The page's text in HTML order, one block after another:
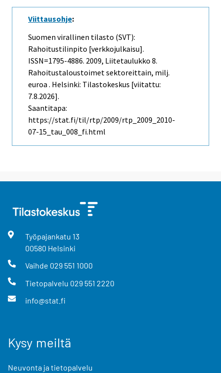
Viittausohje:
Suomen virallinen tilasto (SVT):
Rahoitustilinpito [verkkojulkaisu].
ISSN=1795-4886. 2009, Liitetaulukko 8.
Rahoitustaloustoimet sektoreittain, milj.
euroa . Helsinki: Tilastokeskus [viitattu:
7.8.2026].
Saantitapa:
https://stat.fi/til/rtp/2009/rtp_2009_2010-
07-15_tau_008_fi.html
Työpajankatu 13
00580 Helsinki
Vaihde 029 551 1000
Tietopalvelu 029 551 2220
info@stat.fi
Kysy meiltä
Neuvonta ja tietopalvelu